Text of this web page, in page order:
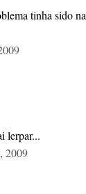
tinha sido
lerpar...
2009